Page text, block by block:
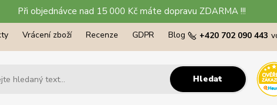
Při objednávce nad 15 000 Kč máte dopravu ZDARMA !!!
Vrácení zboží Recenze GDPR Blog
Hledat
+420 702 090 443